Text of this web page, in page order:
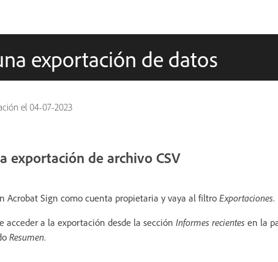
exportación de datos
el 04-07-2023
exportación de archivo CSV
Acrobat Sign como cuenta propietaria y vaya al filtro Exportaciones.
acceder a la exportación desde la sección Informes recientes en la
Resumen.